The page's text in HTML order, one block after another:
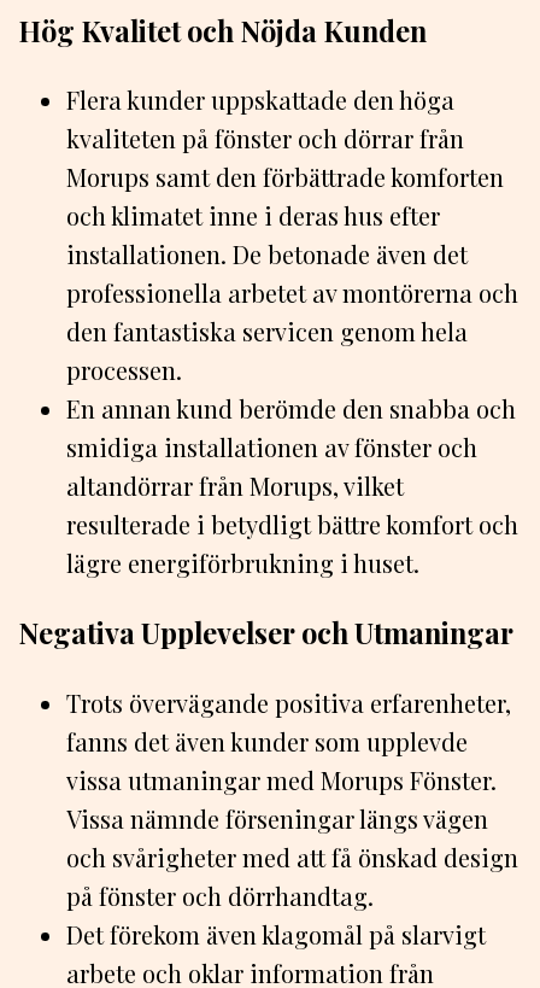
Hög Kvalitet och Nöjda Kunden
Flera kunder uppskattade den höga
kvaliteten på fönster och dörrar från
Morups samt den förbättrade komforten
och klimatet inne i deras hus efter
installationen. De betonade även det
professionella arbetet av montörerna och
den fantastiska servicen genom hela
processen.
En annan kund berömde den snabba och
smidiga installationen av fönster och
altandörrar från Morups, vilket
resulterade i betydligt bättre komfort och
lägre energiförbrukning i huset.
Negativa Upplevelser och Utmaningar
Trots övervägande positiva erfarenheter,
fanns det även kunder som upplevde
vissa utmaningar med Morups Fönster.
Vissa nämnde förseningar längs vägen
och svårigheter med att få önskad design
på fönster och dörrhandtag.
Det förekom även klagomål på slarvigt
arbete och oklar information från